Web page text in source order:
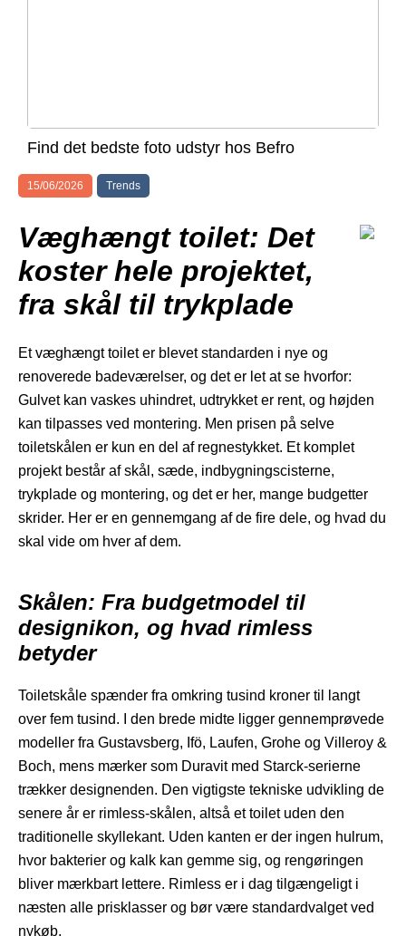
Find det bedste foto udstyr hos Befro
15/06/2026 Trends
Væghængt toilet: Det
koster hele projektet,
fra skål til trykplade
Et væghængt toilet er blevet standarden i nye og
renoverede badeværelser, og det er let at se hvorfor:
Gulvet kan vaskes uhindret, udtrykket er rent, og højden
kan tilpasses ved montering. Men prisen på selve
toiletskålen er kun en del af regnestykket. Et komplet
projekt består af skål, sæde, indbygningscisterne,
trykplade og montering, og det er her, mange budgetter
skrider. Her er en gennemgang af de fire dele, og hvad du
skal vide om hver af dem.
Skålen: Fra budgetmodel til
designikon, og hvad rimless
betyder
Toiletskåle spænder fra omkring tusind kroner til langt
over fem tusind. I den brede midte ligger gennemprøvede
modeller fra Gustavsberg, Ifö, Laufen, Grohe og Villeroy &
Boch, mens mærker som Duravit med Starck-serierne
trækker designenden. Den vigtigste tekniske udvikling de
senere år er rimless-skålen, altså et toilet uden den
traditionelle skyllekant. Uden kanten er der ingen hulrum,
hvor bakterier og kalk kan gemme sig, og rengøringen
bliver mærkbart lettere. Rimless er i dag tilgængeligt i
næsten alle prisklasser og bør være standardvalget ved
nykøb.